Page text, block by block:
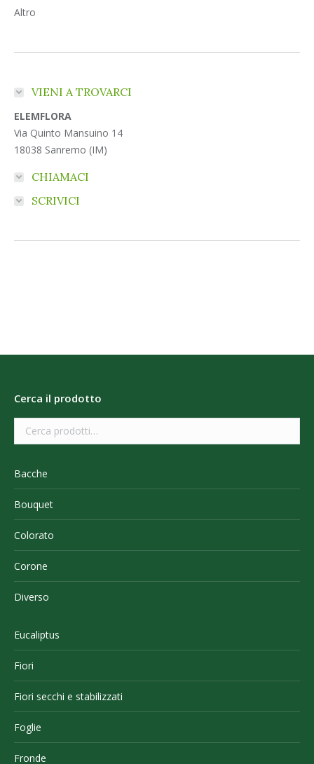
Altro
VIENI A TROVARCI
ELEMFLORA
Via Quinto Mansuino 14
18038 Sanremo (IM)
CHIAMACI
SCRIVICI
Cerca il prodotto
Bacche
Bouquet
Colorato
Corone
Diverso
Eucaliptus
Fiori
Fiori secchi e stabilizzati
Foglie
Fronde